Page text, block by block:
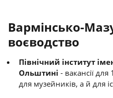
Вармінсько-
воєводство
Північний інститут
Ольштині - вакансії
для музейників, а й для